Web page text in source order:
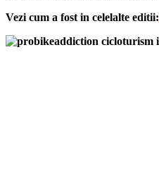
Vezi cum a fost in celelalte editii: